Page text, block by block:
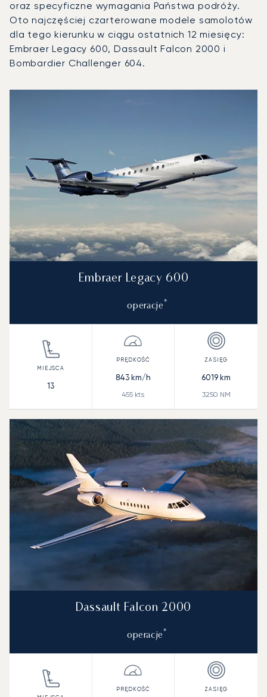
oraz specyficzne wymagania Państwa podróży.
Oto najczęściej czarterowane modele samolotów
dla tego kierunku w ciągu ostatnich 12 miesięcy:
Embraer Legacy 600, Dassault Falcon 2000 i
Bombardier Challenger 604.
Embraer Legacy 600
operacje*
13
843km/h
455 kts
6019 km
3250 NM
Dassault Falcon 2000
operacje*